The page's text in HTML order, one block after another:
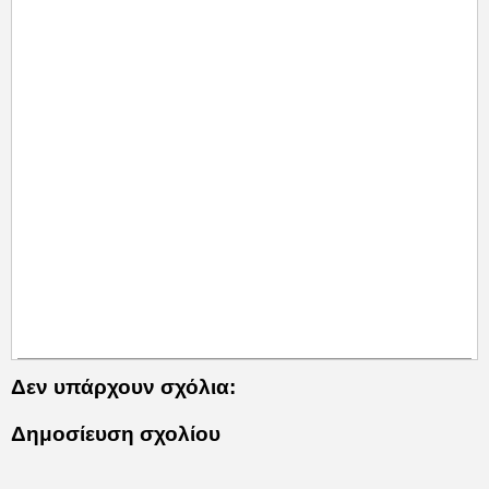
Δεν υπάρχουν σχόλια:
Δημοσίευση σχολίου